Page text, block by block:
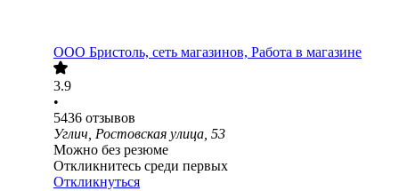
ООО Бристоль, сеть магазинов, Работа в магазине
3.9
•
5436 отзывов
Углич, Ростовская улица, 53
Можно без резюме
Откликнитесь среди первых
Откликнуться